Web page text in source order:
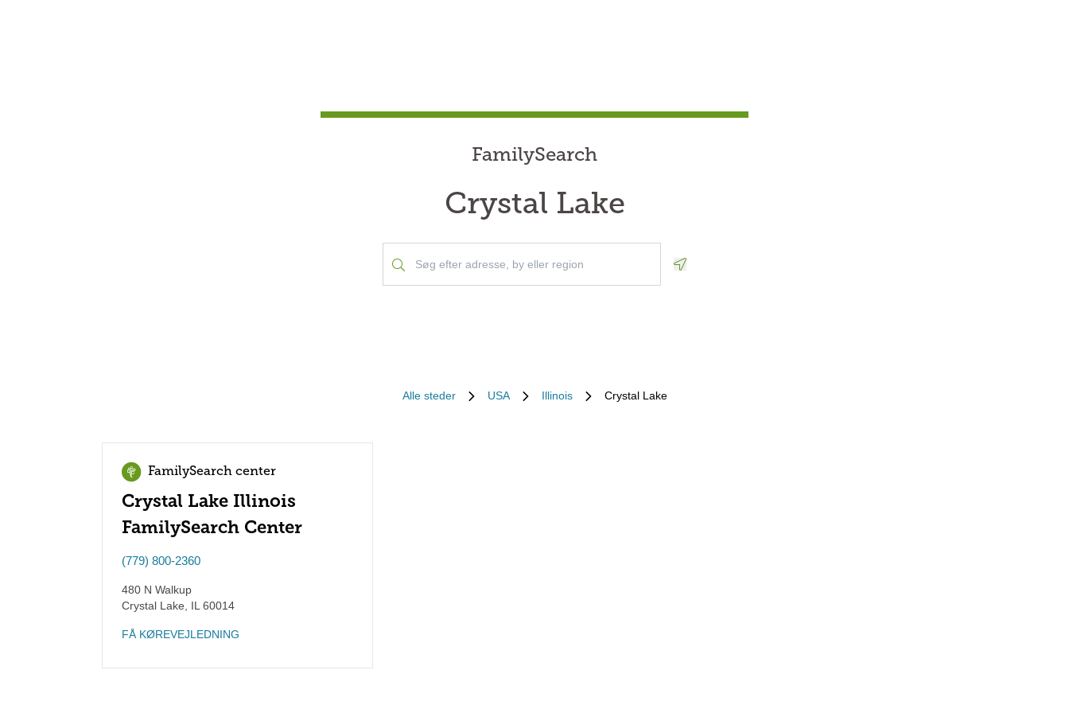
FamilySearch
Crystal Lake
Alle steder USA Illinois Crystal Lake
FamilySearch center
Crystal Lake Illinois
FamilySearch Center
(779) 800-2360
480 N Walkup
Crystal Lake
IL 60014
FÅ KØREVEJLEDNING